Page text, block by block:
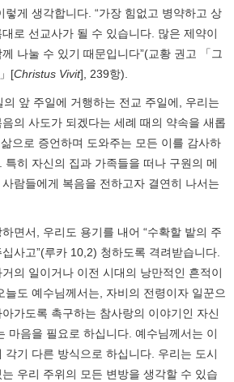
렇게 생각합니다. “가장 힘없고 병약하고 상
로 선교사가 될 수 있습니다. 많은 제약이
나눌 수 있기 때문입니다”(교황 권고 「그
[Christus Vivit], 239항).
앞 주일에 거행하는 전교 주일에, 우리는
의 사도가 되겠다는 세례 때의 약속을 새롭
으로 증언하며 도와주는 모든 이를 감사하
특히 자신의 집과 가족들을 떠나 구원의 메
람들에게 복음을 전하고자 결연히 나서는
면서, 우리도 용기를 내어 “수확할 밭의 주
사고”(루카 10,2) 청하도록 격려받습니다.
의 일이거나 이전 시대의 낭만적인 흔적이
늘도 예수님께서는, 자비의 전령이자 일꾼으
가도록 촉구하는 참사랑의 이야기인 자신
마음을 필요로 하십니다. 예수님께서는 이
각기 다른 방식으로 하십니다. 우리는 도시
우리 주위의 모든 변방을 생각할 수 있습